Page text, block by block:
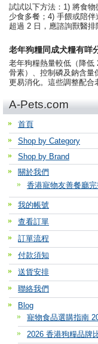
試試以下方法：1) 將食
少食多餐；4) 手餵或陪
超過 2 日，應諮詢獸醫排
老年狗糧同成犬糧有咩
老年狗糧熱量較低（降低
骨素）、控制磷及鈉含量
更易消化。這些調整配合
A-Pets.com
首頁
Shop by Category
Shop by Brand
關於我們
香港寵物友善餐廳
我的帳號
查看訂單
訂單流程
付款須知
送貨安排
聯絡我們
Blog
寵物食品選購指南
2026 香港狗糧品牌